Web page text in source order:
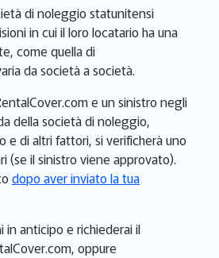
di noleggio statunitensi
in cui il loro locatario ha una
come quella di
da società a società.
e un sinistro negli
della società di noleggio,
e di altri fattori, si verificherà uno
(se il sinistro viene approvato).
dopo aver inviato la tua
in anticipo e richiederai il
oppure